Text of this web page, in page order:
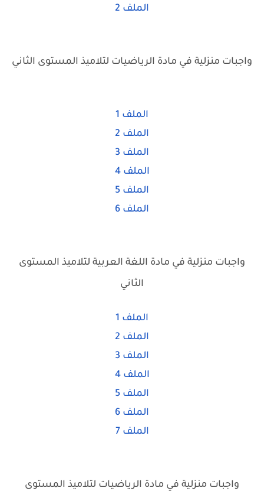
الملف 2
واجبات منزلية في مادة الرياضيات لتلاميذ المستوى الثاني
الملف 1
الملف 2
الملف 3
الملف4
الملف 5
الملف 6
واجبات منزلية في مادة اللغة العربية لتلاميذ المستوى
الثاني
الملف 1
الملف 2
الملف
الملف 4
الملف 5
الملف 6
الملف 7
واجبات منزلية في مادة الرياضيات لتلاميذ المستوى